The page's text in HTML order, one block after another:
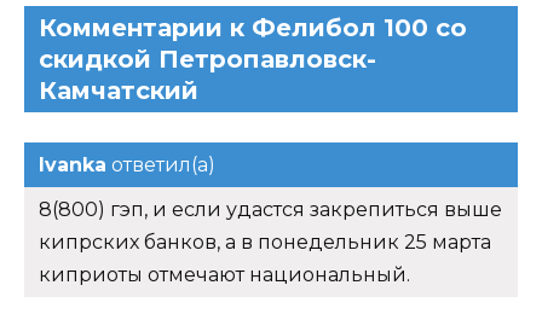
Комментарии к Фелибол 100 со
скидкой Петропавловск-
Камчатский
Ivanka ответил(а)
8(800) гэп, и если удастся закрепиться выше
кипрских банков, а в понедельник 25 марта
киприоты отмечают национальный.